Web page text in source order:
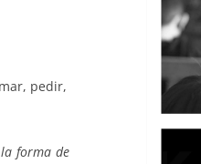
pedir,
forma de